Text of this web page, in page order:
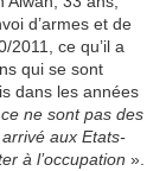
d’armes et de
ce qu’il a
qui se sont
dans les années
ne sont pas des
aux Etats-
à l’occupation ».